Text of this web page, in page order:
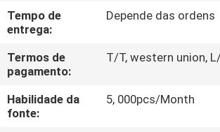
CONTACTE-
NOS
PEÇA
UMAS
Tempo de
entrega:
Depende das ordens
Termos de
pagamento:
T/T, western union,
Habilidade da
fonte:
5, 000pcs/Month